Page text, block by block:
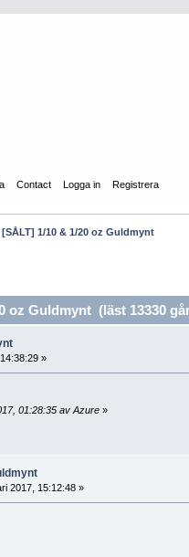
Contact Logga in Registrera
[SÅLT] 1/10 & 1/20 oz Guldmynt
oz Guldmynt (läst 13330
»
01:28:35 av Azure»
2017, 15:12:48 »